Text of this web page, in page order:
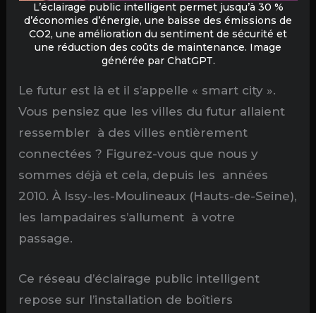
L’éclairage public intelligent permet jusqu’à 30 %
d’économies d’énergie, une baisse des émissions de
CO2, une amélioration du sentiment de sécurité et
une réduction des coûts de maintenance. Image
générée par ChatGPT.
Le futur est là et il s’appelle « smart city ».
Vous pensiez que les villes du futur allaient
ressembler à des villes entièrement
connectées ? Figurez-vous que nous y
sommes déjà et cela, depuis les années
2010. À Issy-les-Moulineaux (Hauts-de-Seine),
les lampadaires s’allument à votre
passage.
Ce réseau d’éclairage public intelligent
repose sur l’installation de boîtiers